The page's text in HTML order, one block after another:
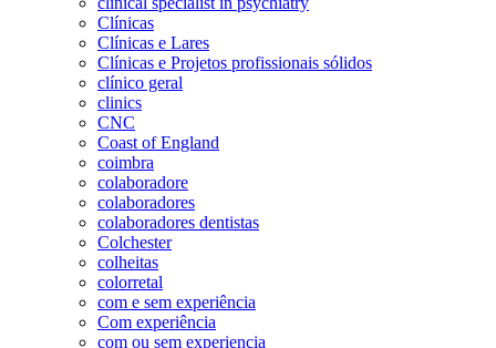
Clínicas
Clínicas e Lares
Clínicas e Projetos profissionais sólidos
clínico geral
clinics
CNC
Coast of England
coimbra
colaboradore
colaboradores
colaboradores dentistas
Colchester
colheitas
colorretal
com e sem experiência
Com experiência
com ou sem experiencia